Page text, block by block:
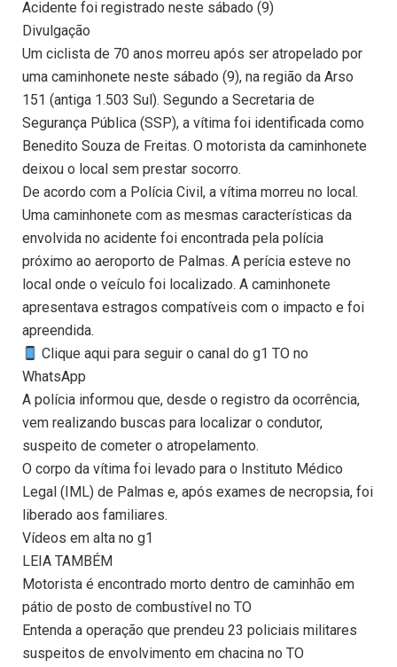
Acidente foi registrado neste sábado (9)
Divulgação
Um ciclista de 70 anos morreu após ser atropelado por
uma caminhonete neste sábado (9), na região da Arso
151 (antiga 1.503 Sul). Segundo a Secretaria de
Segurança Pública (SSP), a vítima foi identificada como
Benedito Souza de Freitas. O motorista da caminhonete
deixou o local sem prestar socorro.
De acordo com a Polícia Civil, a vítima morreu no local.
Uma caminhonete com as mesmas características da
envolvida no acidente foi encontrada pela polícia
próximo ao aeroporto de Palmas. A perícia esteve no
local onde o veículo foi localizado. A caminhonete
apresentava estragos compatíveis com o impacto e foi
apreendida.
Clique aqui para seguir o canal do g1 TO no
WhatsApp
A polícia informou que, desde o registro da ocorrência,
vem realizando buscas para localizar o condutor,
suspeito de cometer o atropelamento.
O corpo da vítima foi levado para o Instituto Médico
Legal (IML) de Palmas e, após exames de necropsia, foi
liberado aos familiares.
Vídeos em alta no g1
LEIA TAMBÉM
Motorista é encontrado morto dentro de caminhão em
pátio de posto de combustível no TO
Entenda a operação que prendeu 23 policiais militares
suspeitos de envolvimento em chacina no TO